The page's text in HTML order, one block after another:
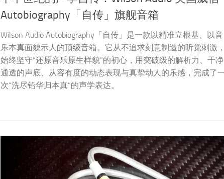
半个世纪的声学自传：Wilson Audio 美国威信
Autobiography「自传」旗舰音箱
Wilson Audio Autobiography「自传」是一款以精准立根基、以音
乐本真面貌示人的顶级音箱。它从不追求刻意制造的听觉刺激，
始终坚守“还原音乐原生样貌”的初心，用突破级的解析力、干净
通透的声底、从容有度的动态表现与真挚动人的乐感，完成了一